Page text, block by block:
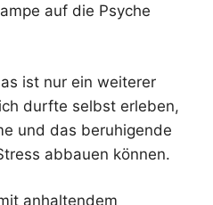
auf die Psyche
ist nur ein weiterer
durfte selbst erleben,
und das beruhigende
abbauen können.
anhaltendem